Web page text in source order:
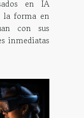
en IA
la forma en
con sus
inmediatas